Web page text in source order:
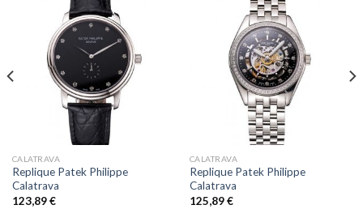
CALATRAVA
Replique Patek Philippe
Calatrava
123,89€
CALATRAVA
Replique Patek Philippe
Calatrava
125,89€